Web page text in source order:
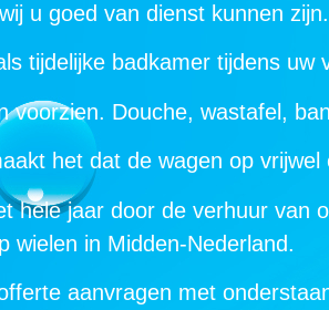
u goed van dienst kunnen zijn.
tijdelijke badkamer tijdens uw
voorzien. Douche, wastafel,
het dat de wagen op vrijwel
hele jaar door de verhuur van
wielen in Midden-Nederland.
aanvragen met